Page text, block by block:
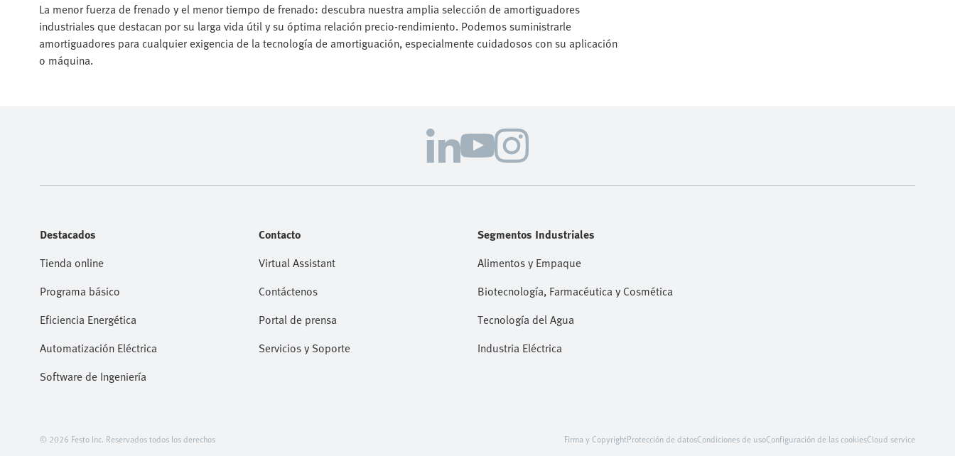
La menor fuerza de frenado y el menor tiempo de frenado: descubra nuestra amplia selección de amortiguadores
industriales que destacan por su larga vida útil y su óptima relación precio-rendimiento. Podemos suministrarle
amortiguadores para cualquier exigencia de la tecnología de amortiguación, especialmente cuidadosos con su aplicación
o máquina.
Destacados
Tienda online
Programa básico
Eficiencia Energética
Automatización Eléctrica
Software de Ingeniería
Contacto
Virtual Assistant
Contáctenos
Portal de prensa
Servicios y Soporte
Segmentos Industriales
Alimentos y Empaque
Biotecnología, Farmacéutica y Cosmética
Tecnología del Agua
Industria Eléctrica
© 2026 Festo Inc. Reservados todos los derechos Firma y CopyrightProtección de datosCondiciones de usoConfiguración de las cookiesCloud service